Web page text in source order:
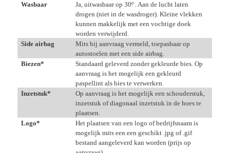
Wasbaar
Ja, uitwasbaar op 30º . Aan de lucht laten
drogen (niet in de wasdroger). Kleine vlekken
kunnen makkelijk met een vochtige doek
worden verwijderd.
Side airbag
Mits bij aanvraag vermeld, toepasbaar op
autostoelen met een side airbag.
Biezen*
Standaard geleverd zonder gekleurde bies. Op
aanvraag is het mogelijk een gekleurd
paspellint als bies te verwerken.
Inzetstuk*
Op aanvraag is het mogelijk een schouderstuk,
inzetstuk of diagonaal inzetstuk in de hoes te
plaatsen.
Logo*
Het plaatsen van een logo of bedrijfsnaam is
mogelijk mits een een geschikt .jpg of .gif
bestand aangeleverd kan worden (prijs op